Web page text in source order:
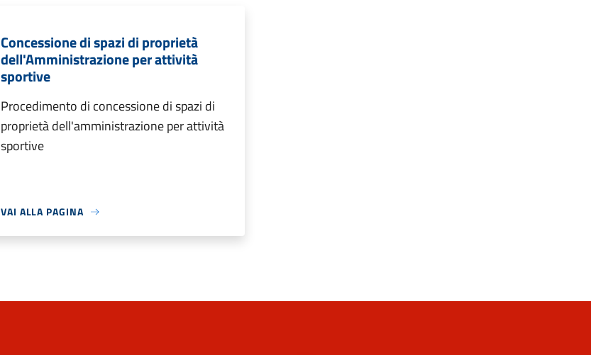
Concessione di spazi di proprietà
dell'Amministrazione per attività
sportive
Procedimento di concessione di spazi di
proprietà dell'amministrazione per attività
sportive
VAI ALLA PAGINA